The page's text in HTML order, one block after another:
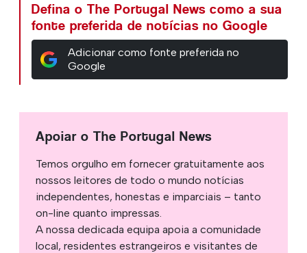
Defina o The Portugal News como a sua
fonte preferida de notícias no Google
Adicionar como fonte preferida no
Google
Apoiar o The Portugal News
Temos orgulho em fornecer gratuitamente aos
nossos leitores de todo o mundo notícias
independentes, honestas e imparciais – tanto
on-line quanto impressas.
A nossa dedicada equipa apoia a comunidade
local, residentes estrangeiros e visitantes de